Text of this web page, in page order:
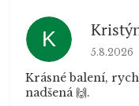
K
5.8.2026
Krásné balení,
nadšená 🙌.